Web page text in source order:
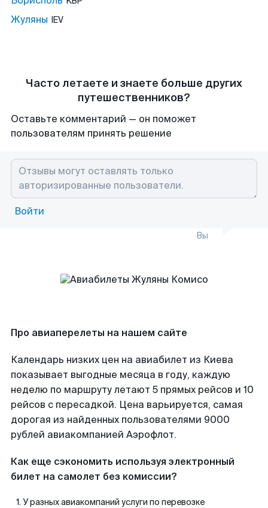
Жуляны IEV
Часто летаете и знаете больше других
путешественников?
Оставьте комментарий — он поможет
пользователям принять решение
Войти
Вы
Про авиаперелеты на нашем сайте
Календарь низких цен на авиабилет из Киева
показывает выгодные месяца в году, каждую
неделю по маршруту летают 5 прямых рейсов и 10
рейсов с пересадкой. Цена варьируется, самая
дорогая из найденных пользователями 9000
рублей авиакомпанией Аэрофлот.
Как еще сэкономить используя электронный
билет на самолет без комиссии?
У разных авиакомпаний услуги по перевозке